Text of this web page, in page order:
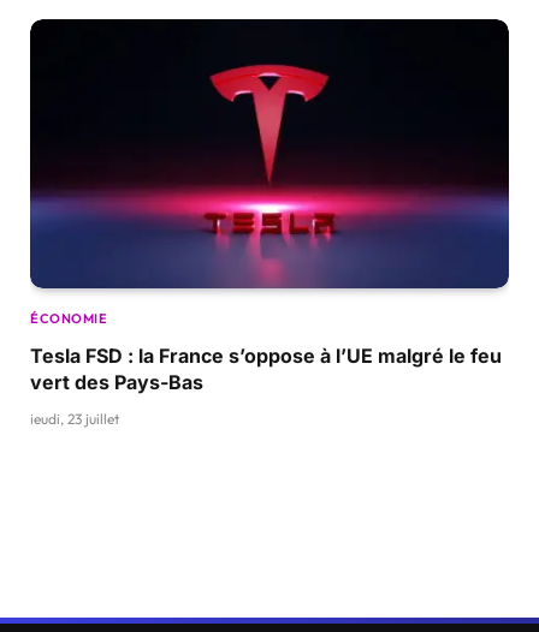
ÉCONOMIE
Tesla FSD : la France s’oppose à l’UE malgré le feu
vert des Pays-Bas
jeudi, 23 juillet